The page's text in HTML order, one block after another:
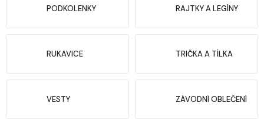
PODKOLENKY RAJTKY A LEGÍNY
RUKAVICE TRIČKA A TÍLKA
VESTY ZÁVODNÍ OBLEČENÍ